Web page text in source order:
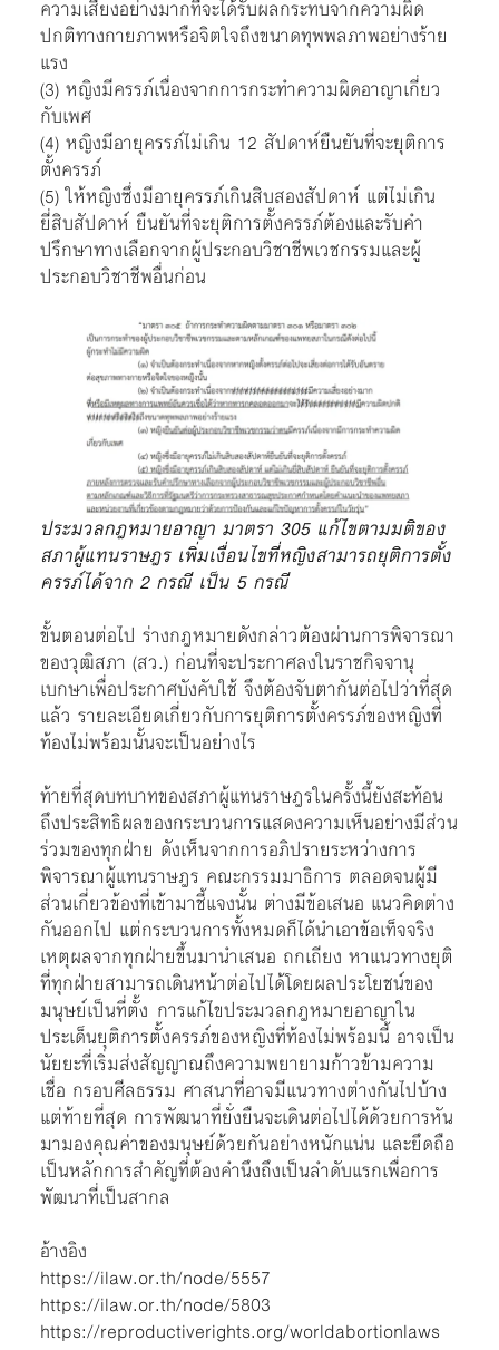
ความเสี่ยงอย่างมากที่จะได้รับผลกระทบจากความผิด
ปกติทางกายภาพหรือจิตใจถึงขนาดทุพพลภาพอย่างร้าย
แรง
(3) หญิงมีครรภ์เนื่องจากการกระทำความผิดอาญาเกี่ยว
กับเพศ
(4) หญิงมีอายุครรภ์ไม่เกิน 12 สัปดาห์ยืนยันที่จะยุติการ
ตั้งครรภ์
(5) ให้หญิงซึ่งมีอายุครรภ์เกินสิบสองสัปดาห์ แต่ไม่เกิน
ยี่สิบสัปดาห์ ยืนยันที่จะยุติการตั้งครรภ์ต้องและรับคำ
ปรึกษาทางเลือกจากผู้ประกอบวิชาชีพเวชกรรมและผู้
ประกอบวิชาชีพอื่นก่อน
ประมวลกฎหมายอาญา มาตรา 305 แก้ไขตามมติของ
สภาผู้แทนราษฎร เพิ่มเงื่อนไขที่หญิงสามารถยุติการตั้ง
ครรภ์ได้จาก 2 กรณี เป็น 5 กรณี
ขั้นตอนต่อไป ร่างกฎหมายดังกล่าวต้องผ่านการพิจารณา
ของวุฒิสภา (สว.) ก่อนที่จะประกาศลงในราชกิจจานุ
เบกษาเพื่อประกาศบังคับใช้ จึงต้องจับตากันต่อไปว่าที่สุด
แล้ว รายละเอียดเกี่ยวกับการยุติการตั้งครรภ์ของหญิงที่
ท้องไม่พร้อมนั้นจะเป็นอย่างไร
ท้ายที่สุดบทบาทของสภาผู้แทนราษฎรในครั้งนี้ยังสะท้อน
ถึงประสิทธิผลของกระบวนการแสดงความเห็นอย่างมีส่วน
ร่วมของทุกฝ่าย ดังเห็นจากการอภิปรายระหว่างการ
พิจารณาผู้แทนราษฎร คณะกรรมมาธิการ ตลอดจนผู้มี
ส่วนเกี่ยวข้องที่เข้ามาชี้แจงนั้น ต่างมีข้อเสนอ แนวคิดต่าง
กันออกไป แต่กระบวนการทั้งหมดก็ได้นำเอาข้อเท็จจริง
เหตุผลจากทุกฝ่ายขึ้นมานำเสนอ ถกเถียง หาแนวทางยุติ
ที่ทุกฝ่ายสามารถเดินหน้าต่อไปได้โดยผลประโยชน์ของ
มนุษย์เป็นที่ตั้ง การแก้ไขประมวลกฎหมายอาญาใน
ประเด็นยุติการตั้งครรภ์ของหญิงที่ท้องไม่พร้อมนี้ อาจเป็น
นัยยะที่เริ่มส่งสัญญาณถึงความพยายามก้าวข้ามความ
เชื่อ กรอบศีลธรรม ศาสนาที่อาจมีแนวทางต่างกันไปบ้าง
แต่ท้ายที่สุด การพัฒนาที่ยั่งยืนจะเดินต่อไปได้ด้วยการหัน
มามองคุณค่าของมนุษย์ด้วยกันอย่างหนักแน่น และยึดถือ
เป็นหลักการสำคัญที่ต้องคำนึงถึงเป็นลำดับแรกเพื่อการ
พัฒนาที่เป็นสากล
อ้างอิง
https://ilaw.or.th/node/5557
https://ilaw.or.th/node/5803
https://reproductiverights.org/worldabortionlaws